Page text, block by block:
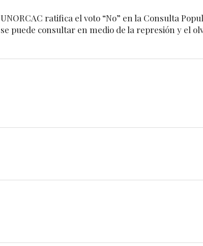
UNORCAC ratifica el voto “No” en la Consulta
se puede consultar en medio de la represión y el